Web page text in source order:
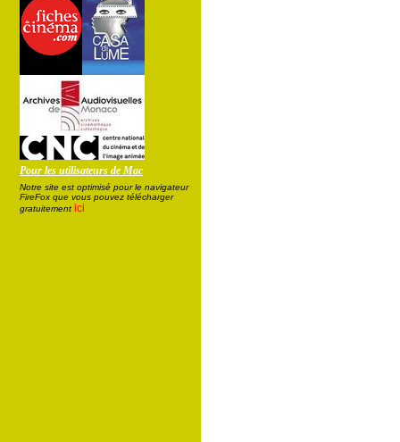
Pour les utilisateurs de Mac
Notre site est optimisé pour le navigateur
FireFox que vous pouvez télécharger
gratuitement ici